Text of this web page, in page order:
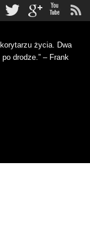
Facebook
Twittergplus
życia. Dwa
drodze.” – Frank